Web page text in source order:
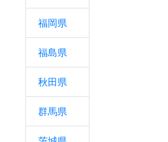
福岡県
福島県
秋田県
群馬県